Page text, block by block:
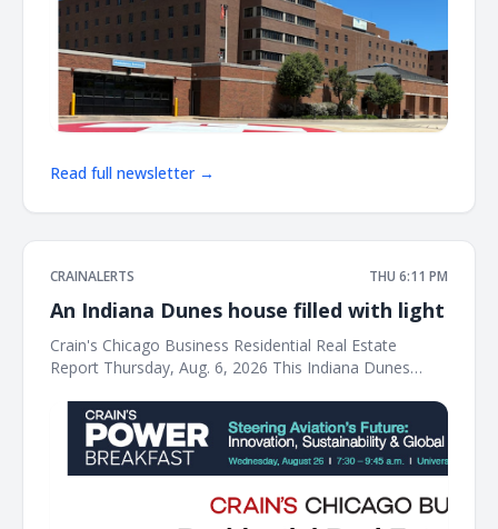
Read full newsletter →
CRAINALERTS THU 6:11 PM
An Indiana Dunes house filled with light
Crain's Chicago Business Residential Real Estate
Report Thursday, Aug. 6, 2026 This Indiana Dunes
remnants A Chicago family that has been